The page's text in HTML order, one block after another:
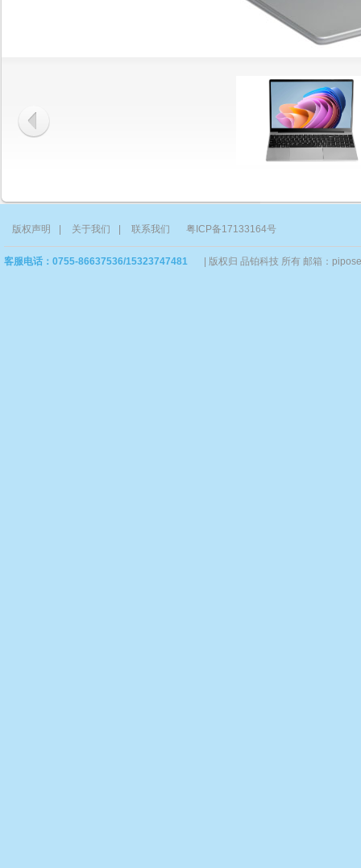
版权声明 关于我们 联系我们 粤ICP备17133164号
客服电话：0755-86637536/15323747481 版权归 品铂科技 所有 邮箱：